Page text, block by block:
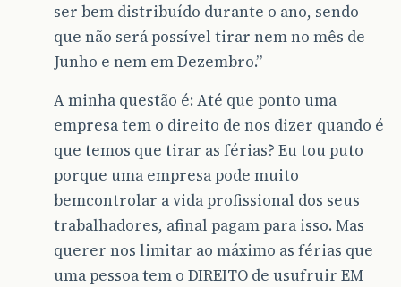
ser bem distribuído durante o ano, sendo
que não será possível tirar nem no mês de
Junho e nem em Dezembro.”
A minha questão é: Até que ponto uma
empresa tem o direito de nos dizer quando é
que temos que tirar as férias? Eu tou puto
porque uma empresa pode muito
bemcontrolar a vida profissional dos seus
trabalhadores, afinal pagam para isso. Mas
querer nos limitar ao máximo as férias que
uma pessoa tem o DIREITO de usufruir EM